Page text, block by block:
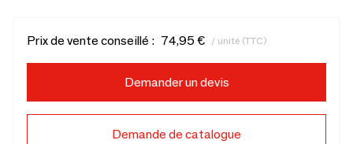
Prix de vente conseillé : 74,95 € / unité (TTC)
Demander un devis
Demande de catalogue